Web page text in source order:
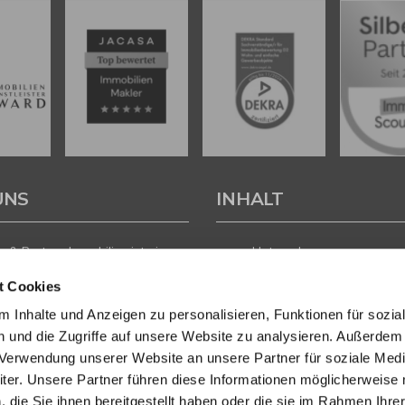
Cookies
Inhalte und Anzeigen zu personalisieren, Funktionen für
und die Zugriffe auf unsere Website zu analysieren. Außerdem
unserer Website an unsere Partner für soziale
Unsere Partner führen diese Informationen möglicherweise
die Sie ihnen bereitgestellt haben oder die sie im Rahmen Ihrer
& Partner Immobilien ist ein
in der Heidelberg,
Wiesbaden. Unser Team
und -kaufleuten
Eigentümern, Investoren
professionelle
INHALT
Unternehmen
Regionen
Aktuelles
Kontakt